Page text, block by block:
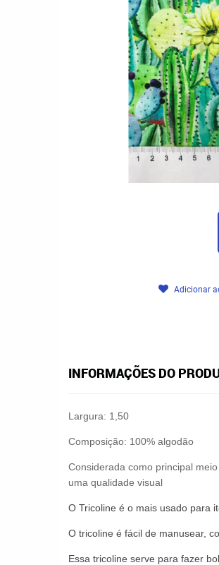
Adicionar
INFORMAÇÕES DO
Largura: 1,50
Composição: 100% algodão
Considerada como principal
uma qualidade visual
O Tricoline é o mais usado para
O tricoline é fácil de manusear,
Essa tricoline serve para fazer